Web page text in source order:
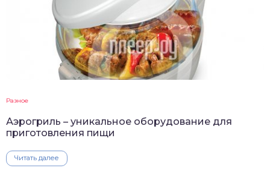
Разное
Аэрогриль – уникальное оборудование для
приготовления пищи
Читать далее